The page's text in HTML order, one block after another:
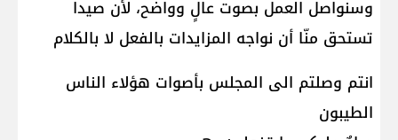
وسنواصل العمل بصوت عالٍ وواضح، لأن صيدا
تستحق منّا أن نواجه المزايدات بالفعل لا بالكلام
انتم وصلتم الى المجلس بأصوات هؤلاء الناس
الطيبون